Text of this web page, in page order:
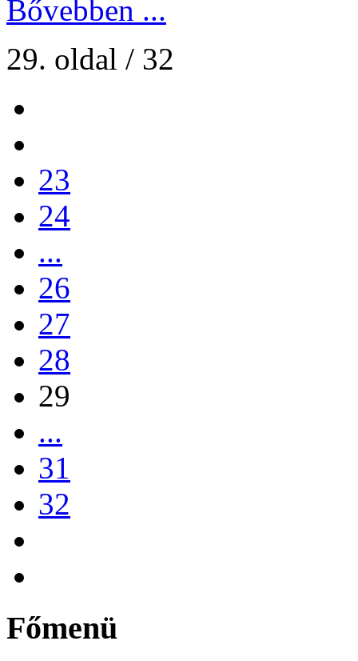
Bővebben ...
29. oldal / 32
23
24
...
26
27
28
29
...
31
32
Főmenü